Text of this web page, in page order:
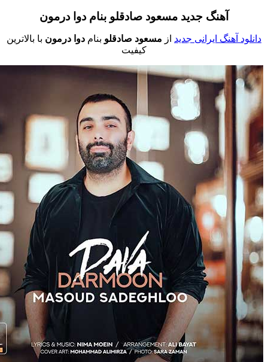
آهنگ جدید مسعود صادقلو بنام دوا درمون
ایرانی جدید از مسعود صادقلوبنامدوا درمونبا بالاترین